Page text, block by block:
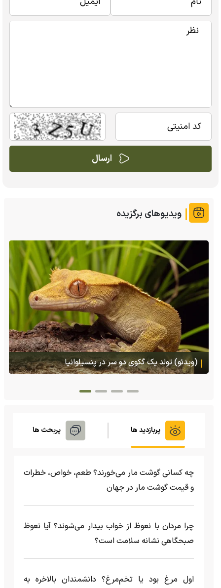
ویدیوهای برگزیده
(ویدئو) تصاویر شگفت‌انگیز از مارمولک گلو بادبزنی که
هنگام خطر یک مایع چسبناک از بدنش پرتاب می‌کند
پربازدید ها پربحث ها
چه کسانی گوشت مار می‌خورند؟ طعم، خواص، خطرات
و قیمت گوشت مار در جهان
چرا مردان با نعوظ از خواب بیدار می‌شوند؟ آیا نعوظ
صبحگاهی نشانه سلامت است؟
اول مرغ بود یا تخم‌مرغ؟ دانشمندان بالاخره به